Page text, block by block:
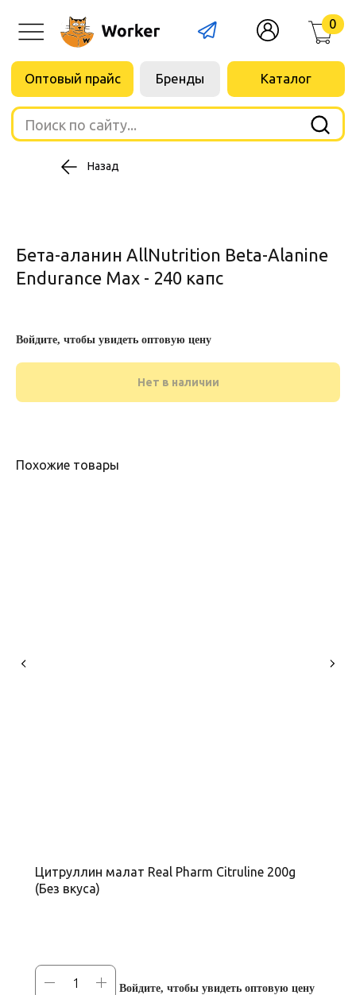
Поиск по сайту...
Назад
Бета-аланин AllNutrition Beta-Alanine
Endurance Max - 240 капс
Войдите, чтобы увидеть оптовую цену
Нет в наличии
Похожие товары
Цитруллин малат Real Pharm Citruline 200g
(Без вкуса)
Войдите, чтобы увидеть оптовую цену